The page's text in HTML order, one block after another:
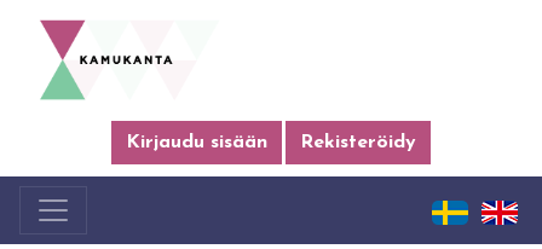
Kirjaudu sisään Rekisteröidy